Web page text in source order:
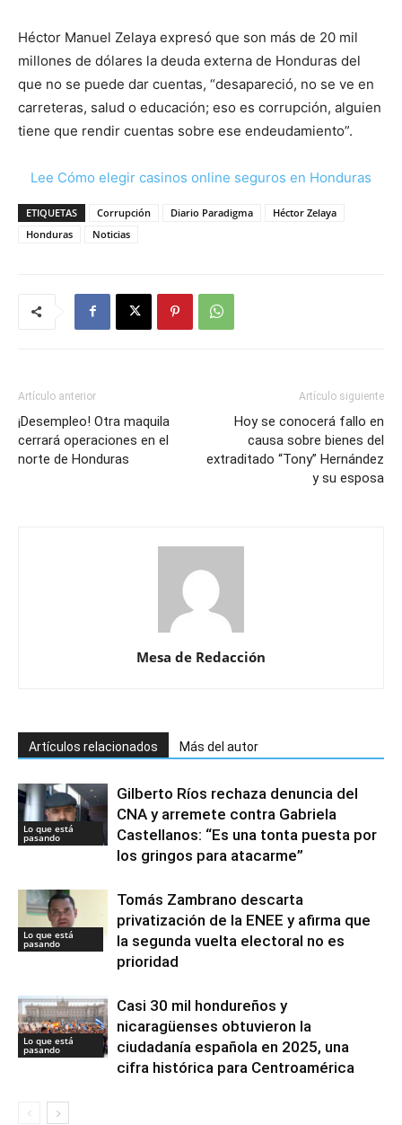
Héctor Manuel Zelaya expresó que son más de 20 mil
millones de dólares la deuda externa de Honduras del
que no se puede dar cuentas, “desapareció, no se ve en
carreteras, salud o educación; eso es corrupción, alguien
tiene que rendir cuentas sobre ese endeudamiento”.
Lee Cómo elegir casinos online seguros en Honduras
ETIQUETAS Corrupción Diario Paradigma
Héctor Zelaya
Honduras
Noticias
Artículo anterior
¡Desempleo! Otra maquila
cerrará operaciones en el
norte de Honduras
Artículo siguiente
Hoy se conocerá fallo en
causa sobre bienes del
extraditado “Tony” Hernández
y su esposa
Mesa de Redacción
Artículos relacionados Más del autor
Lo que está
pasando
Gilberto Ríos rechaza denuncia del
CNA y arremete contra Gabriela
Castellanos: “Es una tonta puesta por
los gringos para atacarme”
Lo que está
pasando
Tomás Zambrano descarta
privatización de la ENEE y afirma que
la segunda vuelta electoral no es
prioridad
Lo que está
pasando
Casi 30 mil hondureños y
nicaragüenses obtuvieron la
ciudadanía española en 2025, una
cifra histórica para Centroamérica